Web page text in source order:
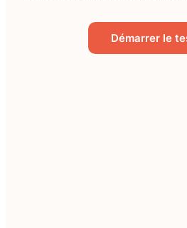
Démarrer le